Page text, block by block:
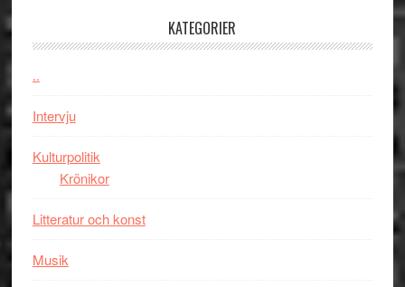
Jackie
Vem
KATEGORIER
..
Intervju
Kulturpolitik
Krönikor
Litteratur och konst
Musik